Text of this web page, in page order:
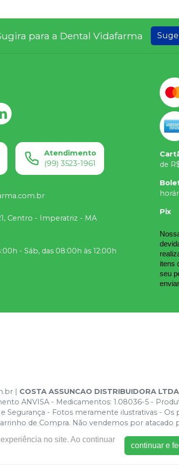
para a Dental Vidafarma
Atendimento
(99) 3523-1961
Centro - Imperatriz - MA
- Sáb, das 08:00h às 12:00h
de
Pix
itens
seu
| COSTA ASSUNCAO DISTRIBUIDORA LTDA
ANVISA - Medicamentos: 1.08036-5 -
e Segurança - Fotos meramente ilustrativas -
de Compra. Não vendemos por
no site. Ao continuar
continuar e